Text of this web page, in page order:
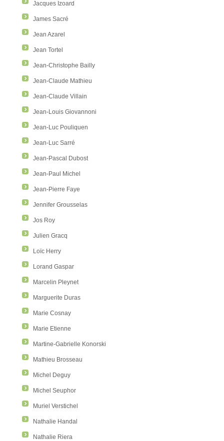
Jacques Izoard
James Sacré
Jean Azarel
Jean Tortel
Jean-Christophe Bailly
Jean-Claude Mathieu
Jean-Claude Villain
Jean-Louis Giovannoni
Jean-Luc Pouliquen
Jean-Luc Sarré
Jean-Pascal Dubost
Jean-Paul Michel
Jean-Pierre Faye
Jennifer Grousselas
Jos Roy
Julien Gracq
Loïc Herry
Lorand Gaspar
Marcelin Pleynet
Marguerite Duras
Marie Cosnay
Marie Etienne
Martine-Gabrielle Konorski
Mathieu Brosseau
Michel Deguy
Michel Seuphor
Muriel Verstichel
Nathalie Handal
Nathalie Riera